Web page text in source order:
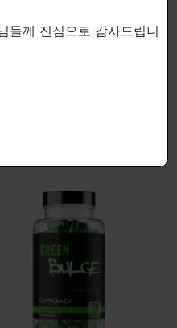
들께 진심으로 감사드립니